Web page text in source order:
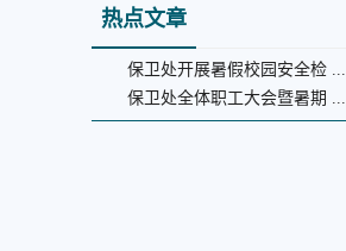
热点文章
保卫处开展暑假校园安全检 ...
保卫处全体职工大会暨暑期 ...